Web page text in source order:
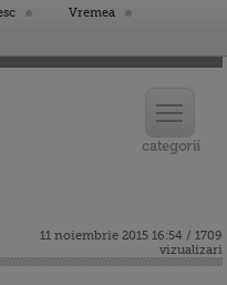
Vremea
11 noiembrie 2015 16:54 / 1709
vizualizari